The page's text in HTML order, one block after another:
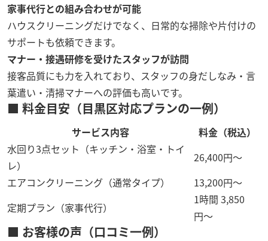
家事代行との組み合わせが可能
ハウスクリーニングだけでなく、日常的な掃除や片付けの
サポートも依頼できます。
マナー・接遇研修を受けたスタッフが訪問
接客品質にも力を入れており、スタッフの身だしなみ・言
葉遣い・清掃マナーへの評価も高いです。
■ 料金目安（目黒区対応プランの一例）
サービス内容
料金（税込）
水回り3点セット（キッチン・浴室・トイ
レ）
26,400円〜
エアコンクリーニング（通常タイプ）
13,200円〜
定期プラン（家事代行）
1時間 3,850
円〜
■ お客様の声（口コミ一例）